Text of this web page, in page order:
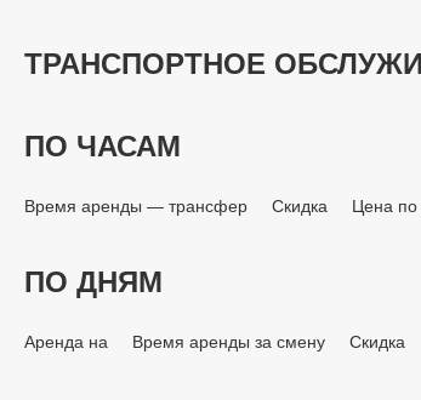
ТРАНСПОРТНОЕ
ПО ЧАСАМ
Время аренды — трансфер Скидка Цена по
ПО ДНЯМ
Аренда на Время аренды за смену Скидка